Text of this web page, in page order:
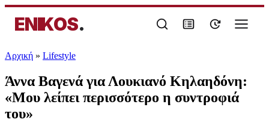
ENIKOS.
Αρχική » Lifestyle
Άννα Βαγενά για Λουκιανό Κηλαηδόνη:
«Μου λείπει περισσότερο η συντροφιά
του»